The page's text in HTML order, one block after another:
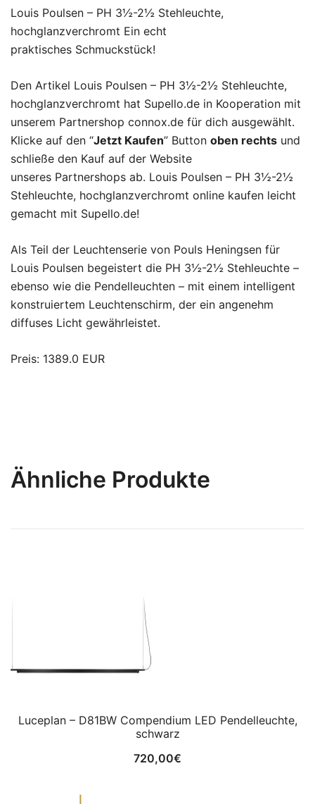
Louis Poulsen – PH 3½-2½ Stehleuchte,
hochglanzverchromt Ein echt
praktisches Schmuckstück!
Den Artikel Louis Poulsen – PH 3½-2½ Stehleuchte,
hochglanzverchromt hat Supello.de in Kooperation mit
unserem Partnershop connox.de für dich ausgewählt.
Klicke auf den “Jetzt Kaufen” Button oben rechts und
schließe den Kauf auf der Website
unseres Partnershops ab. Louis Poulsen – PH 3½-2½
Stehleuchte, hochglanzverchromt online kaufen leicht
gemacht mit Supello.de!
Als Teil der Leuchtenserie von Pouls Heningsen für
Louis Poulsen begeistert die PH 3½-2½ Stehleuchte –
ebenso wie die Pendelleuchten – mit einem intelligent
konstruiertem Leuchtenschirm, der ein angenehm
diffuses Licht gewährleistet.
Preis: 1389.0 EUR
Ähnliche Produkte
Luceplan – D81BW Compendium LED Pendelleuchte,
schwarz
720,00€